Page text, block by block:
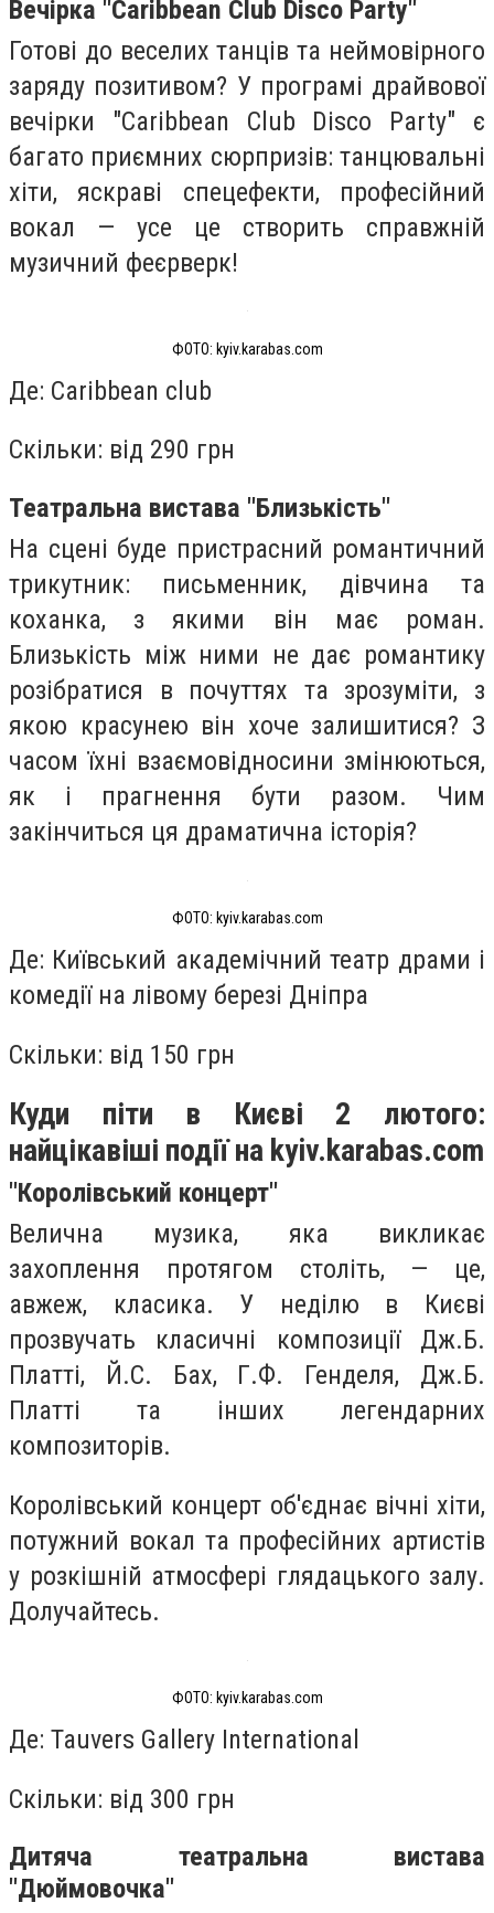
Вечірка "‎Caribbean Club Disco Party"‎
Готові до веселих танців та неймовірного
заряду позитивом? У програмі драйвової
вечірки "‎Caribbean Club Disco Party" є
багато приємних сюрпризів: танцювальні
хіти, яскраві спецефекти, професійний
вокал — усе це створить справжній
музичний феєрверк!
ФОТО: kyiv.karabas.com
Де: Caribbean club
Скільки: від 290 грн
Театральна вистава "‎Близькість"‎
На сцені буде пристрасний романтичний
трикутник: письменник, дівчина та
коханка, з якими він має роман.
Близькість між ними не дає романтику
розібратися в почуттях та зрозуміти, з
якою красунею він хоче залишитися? З
часом їхні взаємовідносини змінюються,
як і прагнення бути разом. Чим
закінчиться ця драматична історія?
ФОТО: kyiv.karabas.com
Де: Київський академічний театр драми і
комедії на лівому березі Дніпра
Скільки: від 150 грн
Куди піти в Києві 2 лютого:
найцікавіші події на kyiv.karabas.com
"Королівський концерт"
Велична музика, яка викликає
захоплення протягом століть, — це,
авжеж, класика. У неділю в Києві
прозвучать класичні композиції Дж.Б.
Платті, Й.С. Бах, Г.Ф. Генделя, Дж.Б.
Платті та інших легендарних
композиторів.
Королівський концерт об'єднає вічні хіти,
потужний вокал та професійних артистів
у розкішній атмосфері глядацького залу.
Долучайтесь.
ФОТО: kyiv.karabas.com
Де: Tauvers Gallery International
Скільки: від 300 грн
Дитяча театральна вистава
"Дюймовочка"